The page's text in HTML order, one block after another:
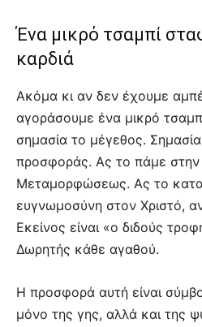
Ένα μικρό τσαμπί
καρδιά
Ακόμα κι αν δεν έχουμε
αγοράσουμε ένα μικρό
σημασία το μέγεθος.
προσφοράς. Ας το πάμε στην
Μεταμορφώσεως. Ας το
ευγνωμοσύνη στον Χριστό,
Εκείνος είναι «ο διδούς
Δωρητής κάθε αγαθού.
Η προσφορά αυτή είναι
μόνο της γης, αλλά και της